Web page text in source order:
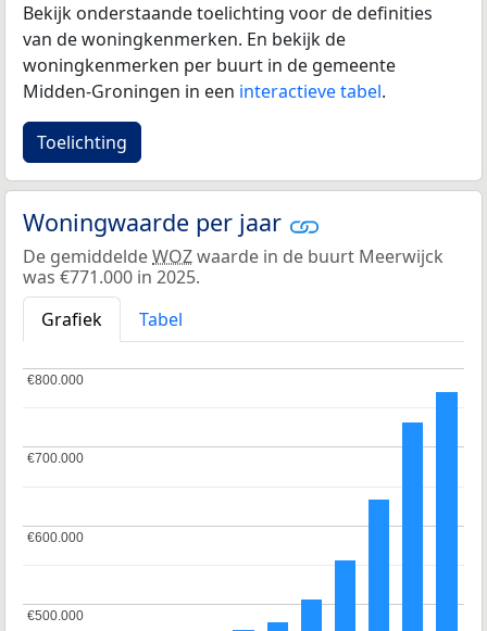
Bekijk onderstaande toelichting voor de definities
van de woningkenmerken. En bekijk de
woningkenmerken per buurt in de gemeente
Midden-Groningen in een interactieve tabel.
Toelichting
Woningwaarde per jaar
De gemiddeldeWOZwaarde in de buurt Meerwijck
was €771.000 in 2025.
Grafiek
Tabel
€500.000
€500.000
€600.000
€600.000
€700.000
€700.000
€800.000
€800.000